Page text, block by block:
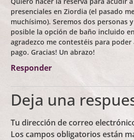
presenciales en Ziordia (el pasado
muchísimo). Seremos dos personas
posible la opción de baño incluido
agradezco me contestéis para
pago. Gracias! Un abrazo!
Responder
Deja una
Tu dirección de correo
Los campos obligatorios están